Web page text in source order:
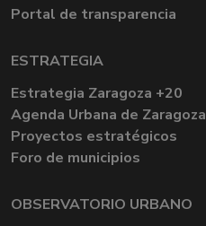
Portal de transparencia
ESTRATEGIA
Estrategia Zaragoza +20
Agenda Urbana de Zaragoza
Proyectos estratégicos
Foro de municipios
OBSERVATORIO URBANO